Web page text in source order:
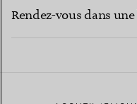
Rendez-vous dans